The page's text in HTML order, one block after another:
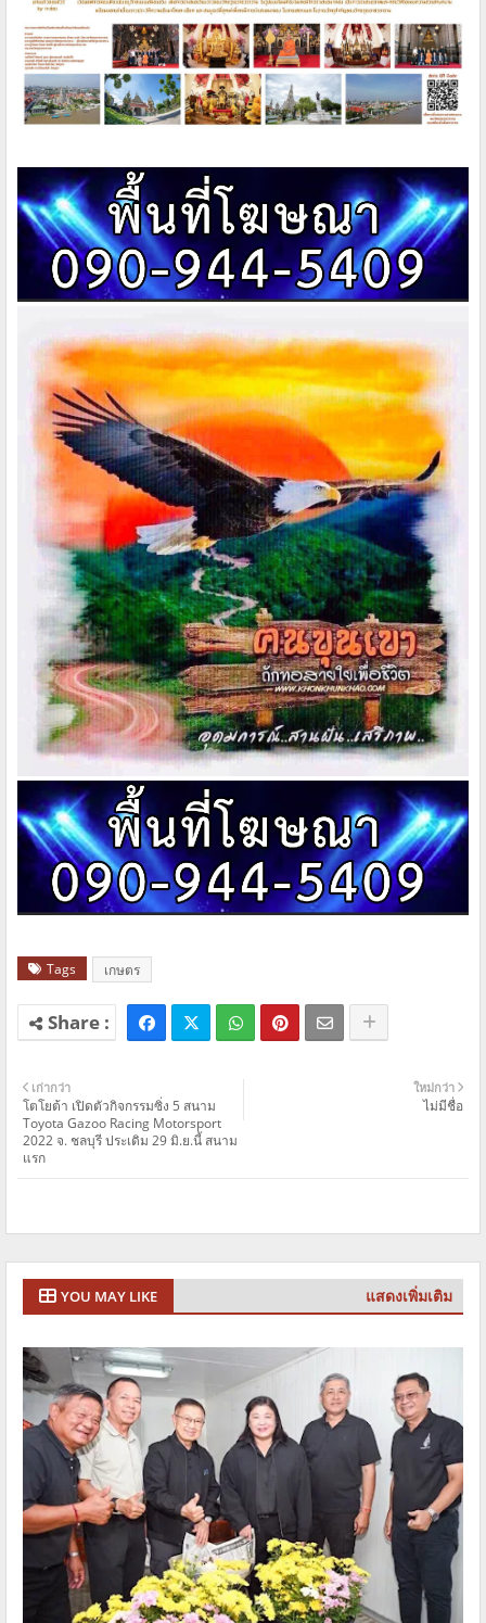
Tags เกษตร
ใหม่กว่า
ไม่มีชื่อ
เก่ากว่า
โตโยต้า เปิดตัวกิจกรรมซิ่ง 5 สนาม
Toyota Gazoo Racing Motorsport
2022 จ. ชลบุรี ประเดิม 29 มิ.ย.นี้ สนาม
แรก
YOU MAY LIKE แสดงเพิ่มเติม